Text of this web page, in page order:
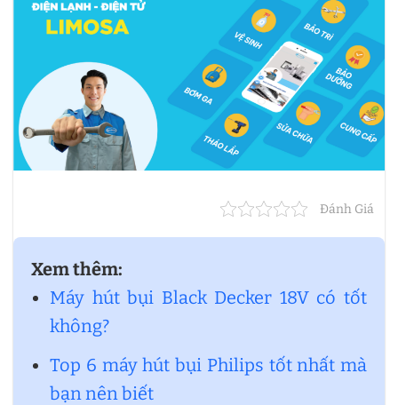
Đánh Giá
Xem thêm:
Máy hút bụi Black Decker 18V có tốt
không?
Top 6 máy hút bụi Philips tốt nhất mà
bạn nên biết